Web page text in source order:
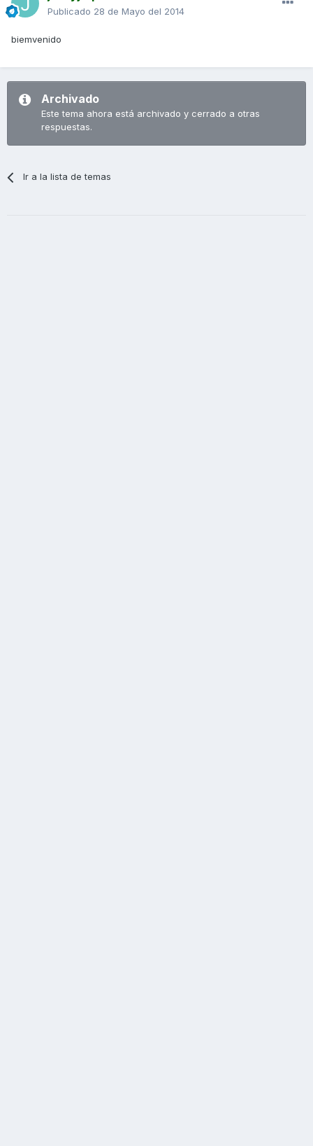
Publicado 28 de Mayo del 2014
biemvenido
Archivado
Este tema ahora está archivado y cerrado a otras
respuestas.
Ir a la lista de temas